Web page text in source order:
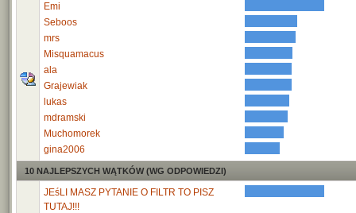
Emi
Seboos
mrs
Misquamacus
ala
Grajewiak
lukas
mdramski
Muchomorek
gina2006
10 NAJLEPSZYCH WĄTKÓW (WG ODPOWIEDZI)
JEśLI MASZ PYTANIE O FILTR TO PISZ
TUTAJ!!!